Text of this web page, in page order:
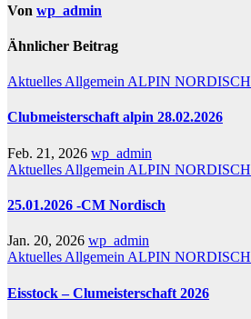
Von wp_admin
Ähnlicher Beitrag
Aktuelles Allgemein ALPIN NORDISCH
Clubmeisterschaft alpin 28.02.2026
Feb. 21, 2026 wp_admin
Aktuelles Allgemein ALPIN NORDISCH
25.01.2026 -CM Nordisch
Jan. 20, 2026 wp_admin
Aktuelles Allgemein ALPIN NORDISCH
Eisstock – Clumeisterschaft 2026